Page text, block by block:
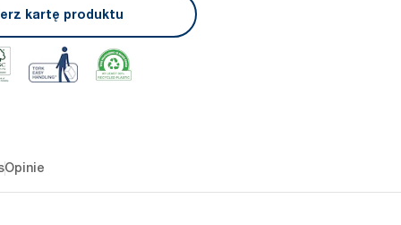
kartę produktu
Opinie